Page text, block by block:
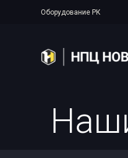
Оборудование РК